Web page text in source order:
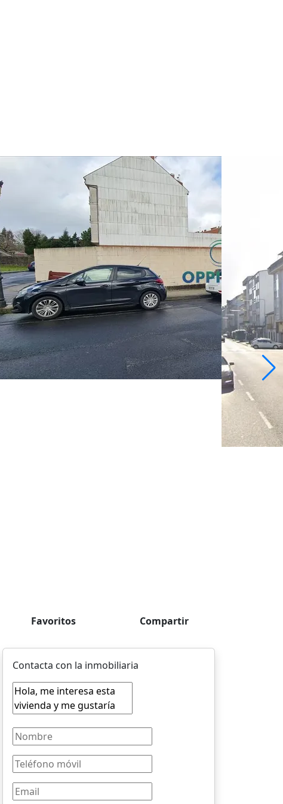
Favoritos Compartir
Contacta con la inmobiliaria